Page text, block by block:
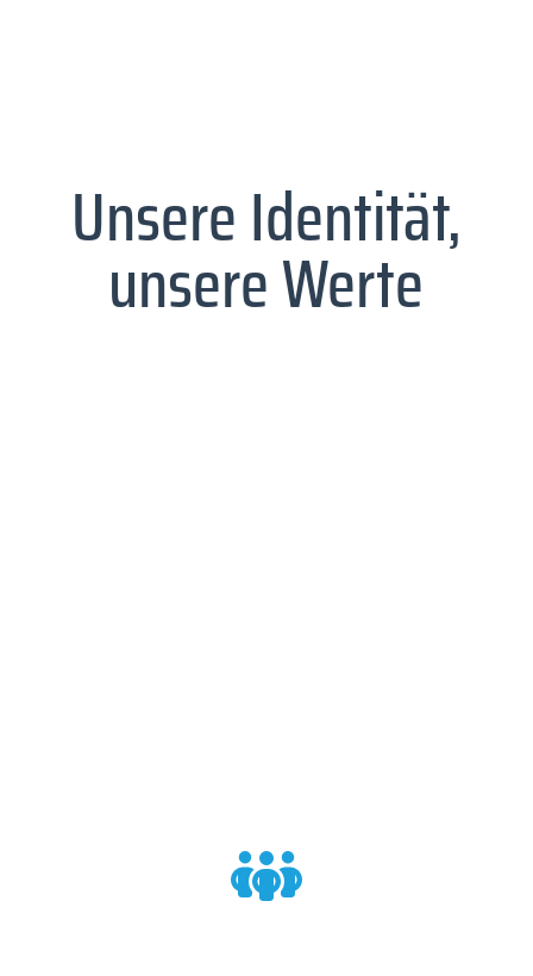
Unsere Identität,
unsere Werte